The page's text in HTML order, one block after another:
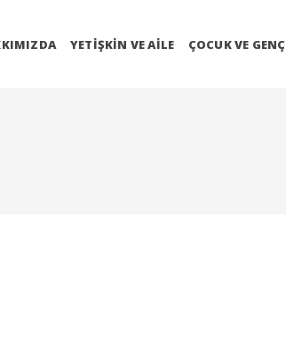
YETIŞKIN VE AILE ÇOCUK VE GENÇ